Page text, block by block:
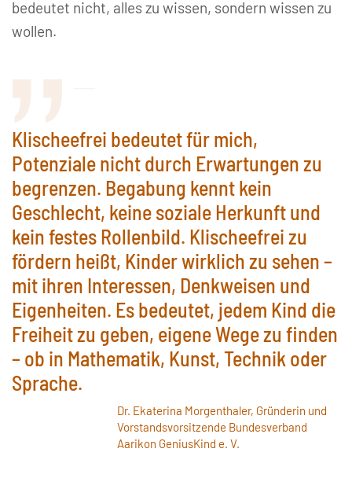
bedeutet nicht, alles zu wissen, sondern wissen zu
wollen.
Klischeefrei bedeutet für mich,
Potenziale nicht durch Erwartungen zu
begrenzen. Begabung kennt kein
Geschlecht, keine soziale Herkunft und
kein festes Rollenbild. Klischeefrei zu
fördern heißt, Kinder wirklich zu sehen –
mit ihren Interessen, Denkweisen und
Eigenheiten. Es bedeutet, jedem Kind die
Freiheit zu geben, eigene Wege zu finden
– ob in Mathematik, Kunst, Technik oder
Sprache.
Dr. Ekaterina Morgenthaler, Gründerin und
Vorstandsvorsitzende Bundesverband
Aarikon GeniusKind e. V.